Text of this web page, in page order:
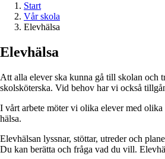
Start
Vår skola
Elevhälsa
Elevhälsa
Att alla elever ska kunna gå till skolan och
skolsköterska. Vid behov har vi också
I vårt arbete möter vi olika elever med
hälsa.
Elevhälsan lyssnar, stöttar, utreder och
Du kan berätta och fråga vad du vill.